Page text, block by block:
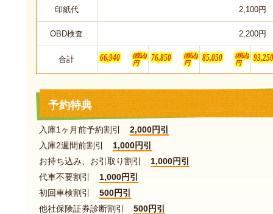
印紙代 2,100円
OBD検査 2,200円
合計 66,940
(税込)
円
76,850
(税込)
円
85,050
(税込)
円
93,250
予約特典
入庫1ヶ月前予約割引
2,000円引
入庫2週間前割引
1,000円引
お持ち込み、お引取り割引
1,000円引
代車不要割引
1,000円引
初回車検割引
500円引
他社保険証券診断割引
500円引